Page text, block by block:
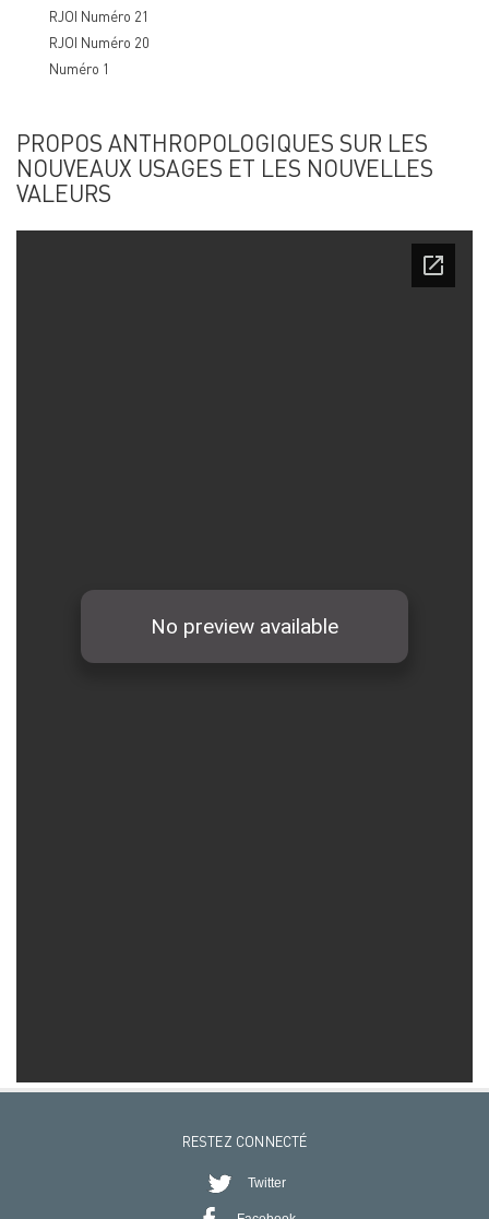
RJOI Numéro 21
RJOI Numéro 20
Numéro 1
PROPOS ANTHROPOLOGIQUES SUR LES
NOUVEAUX USAGES ET LES NOUVELLES
VALEURS
RESTEZ CONNECTÉ
Twitter